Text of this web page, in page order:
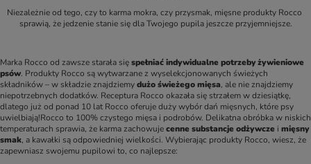
Niezależnie od tego, czy to karma mokra, czy przysmak, mięsne produkty Rocco
sprawią, że jedzenie stanie się dla Twojego pupila jeszcze przyjemniejsze.
Marka Rocco od zawsze starała się spełniać indywidualne potrzeby żywieniowe
psów. Produkty Rocco są wytwarzane z wyselekcjonowanych świeżych
składników – w składzie znajdziemy dużo świeżego mięsa, ale nie znajdziemy
niepotrzebnych dodatków. Receptura Rocco okazała się strzałem w dziesiątkę,
dlatego już od ponad 10 lat Rocco oferuje duży wybór dań mięsnych, które psy
uwielbiają!Rocco to 100% czystego mięsa i podrobów. Delikatna obróbka w niskich
temperaturach sprawia, że karma zachowuje cenne substancje odżywcze i mięsny
smak, a kawałki są odpowiedniej wielkości. Wybierając produkty Rocco, wiesz, że
zapewniasz swojemu pupilowi to, co najlepsze: